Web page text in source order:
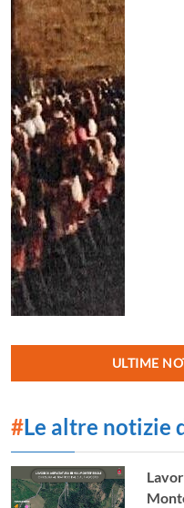
ULTIME
#Le altre notizie